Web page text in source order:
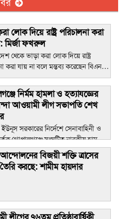
বর্ণাঢ্য আয়োজনে অনুষ্ঠিত
‘বৈশাখী মেলা ১৪৩৩’"
হাদিস লতিফিয়ার ঐতিহাসিক
উদযাপন: স্কুল ইন্সপেকশনে
স্বীকৃতি"
ওসমানী আন্তর্জাতিক বিমানবন্দর:
নয়, এবার চাই বাস্তবায়ন"
পৌরসভা নলজুর পশ্চিমপাড়
লোক দিয়ে রাষ্ট্র পরিচালনা করা
মির্জা ফখরুল
থেকে ভাড়া করা লোক দিয়ে রাষ্ট্র
করা যায় না বলে মন্তব্য করেছেন বিএনপি
মির্জা ফখরুল ইসলাম আলমগীর। আজ
প্রেস ক্লাবে ‘জুলাই বিপ্লবের প্রত্যাশা
শীর্ষক আলোচনাসভায় তিনি এমন মন্তব্য
নির্মম হামলা ও হত্যাযজ্ঞের
আওয়ামী লীগ সভাপতি শেখ
সরকারের নির্দেশে সেনাবাহিনী ও
গোপালগঞ্জে সংঘটিত নারকীয় হামলা
ঘটনাকে গভীর ষড়যন্ত্রের অংশ
উল্লেখ করে এক বিবৃতিতে আওয়ামী লীগ
শেখ হাসিনা তীব্র প্রতিবাদ, নিন্দা
বিজয়ী শক্তি ত্রাসের
করছে: শামীম হায়দার